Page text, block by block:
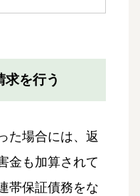
を行う
た場合には、返
金も加算されて
帯保証債務をな